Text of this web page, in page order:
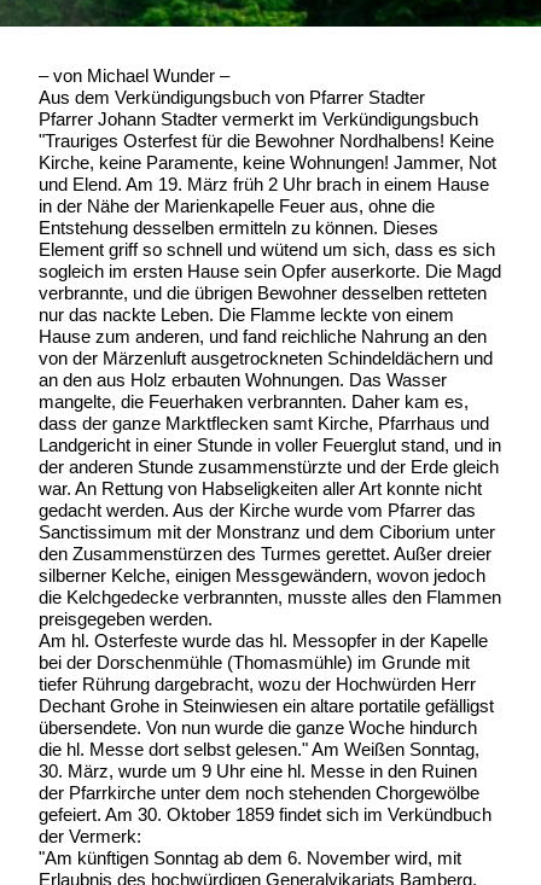
– von Michael Wunder –
Aus dem Verkündigungsbuch von Pfarrer Stadter
Pfarrer Johann Stadter vermerkt im Verkündigungsbuch
"Trauriges Osterfest für die Bewohner Nordhalbens! Keine
Kirche, keine Paramente, keine Wohnungen! Jammer, Not
und Elend. Am 19. März früh 2 Uhr brach in einem Hause
in der Nähe der Marienkapelle Feuer aus, ohne die
Entstehung desselben ermitteln zu können. Dieses
Element griff so schnell und wütend um sich, dass es sich
sogleich im ersten Hause sein Opfer auserkorte. Die Magd
verbrannte, und die übrigen Bewohner desselben retteten
nur das nackte Leben. Die Flamme leckte von einem
Hause zum anderen, und fand reichliche Nahrung an den
von der Märzenluft ausgetrockneten Schindeldächern und
an den aus Holz erbauten Wohnungen. Das Wasser
mangelte, die Feuerhaken verbrannten. Daher kam es,
dass der ganze Marktflecken samt Kirche, Pfarrhaus und
Landgericht in einer Stunde in voller Feuerglut stand, und in
der anderen Stunde zusammenstürzte und der Erde gleich
war. An Rettung von Habseligkeiten aller Art konnte nicht
gedacht werden. Aus der Kirche wurde vom Pfarrer das
Sanctissimum mit der Monstranz und dem Ciborium unter
den Zusammenstürzen des Turmes gerettet. Außer dreier
silberner Kelche, einigen Messgewändern, wovon jedoch
die Kelchgedecke verbrannten, musste alles den Flammen
preisgegeben werden.
Am hl. Osterfeste wurde das hl. Messopfer in der Kapelle
bei der Dorschenmühle (Thomasmühle) im Grunde mit
tiefer Rührung dargebracht, wozu der Hochwürden Herr
Dechant Grohe in Steinwiesen ein altare portatile gefälligst
übersendete. Von nun wurde die ganze Woche hindurch
die hl. Messe dort selbst gelesen." Am Weißen Sonntag,
30. März, wurde um 9 Uhr eine hl. Messe in den Ruinen
der Pfarrkirche unter dem noch stehenden Chorgewölbe
gefeiert. Am 30. Oktober 1859 findet sich im Verkündbuch
der Vermerk:
"Am künftigen Sonntag ab dem 6. November wird, mit
Erlaubnis des hochwürdigen Generalvikariats Bamberg,